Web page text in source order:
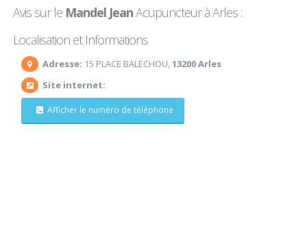
Avis sur le Mandel JeanAcupuncteur à Arles :
Localisation et Informations
Adresse: 15 PLACE BALECHOU,13200 Arles
Site internet:
Afficher le numéro de téléphone